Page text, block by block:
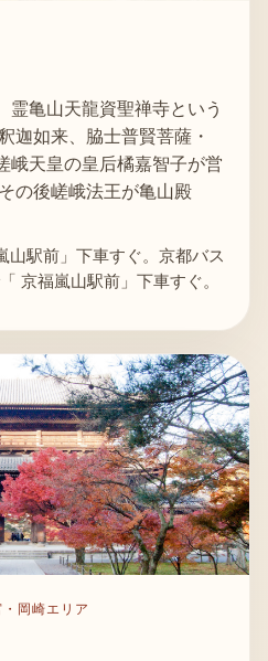
霊亀山天龍資聖禅寺という
迦如来、脇士普賢菩薩・
峨天皇の皇后橘嘉智子が営
の後嵯峨法王が亀山殿
山駅前」下車すぐ。京都バス
京福嵐山駅前」下車すぐ。
岡崎エリア